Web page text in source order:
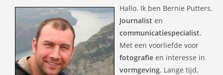
Hallo. Ik ben Bernie Putters.
Journalist en
communicatiespecialist.
Met een voorliefde voor
fotografie en interesse in
vormgeving. Lange tijd,